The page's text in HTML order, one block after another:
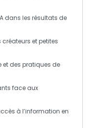
dans les résultats de
créateurs et petites
et des pratiques de
face aux
à l’information en